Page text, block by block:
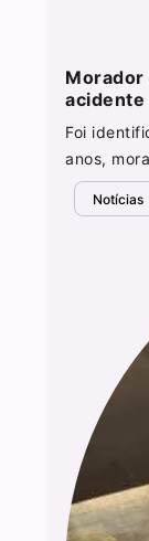
Morador
acidente
Foi
anos,
Notícias